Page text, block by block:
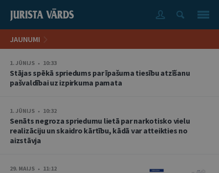
JAUNUMI
1. JŪNIJS • 10:33
Stājas spēkā spriedums par īpašuma tiesību atzīšanu
pašvaldībai uz izpirkuma pamata
1. JŪNIJS • 10:32
Senāts negroza spriedumu lietā par narkotisko vielu
realizāciju un skaidro kārtību, kādā var atteikties no
aizstāvja
29. MAIJS • 11:12